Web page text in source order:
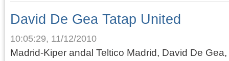
David De Gea Tatap United
10:05:29, 11/12/2010
Madrid-Kiper andal Teltico Madrid, David De